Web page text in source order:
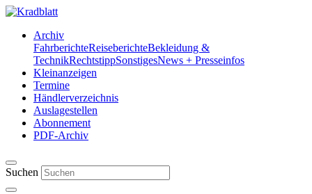
Archiv
FahrberichteReiseberichteBekleidung &
TechnikRechtstippSonstigesNews + Presseinfos
Kleinanzeigen
Termine
Händlerverzeichnis
Auslagestellen
Abonnement
PDF-Archiv
Suchen